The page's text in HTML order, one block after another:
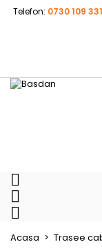
Telefon: 0730 109 331



Acasa Trasee